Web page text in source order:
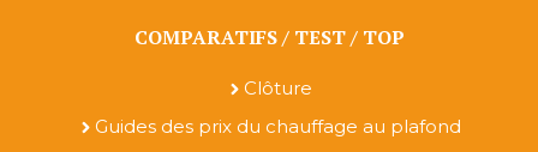
COMPARATIFS / TEST / TOP
Clôture
Guides des prix du chauffage au plafond